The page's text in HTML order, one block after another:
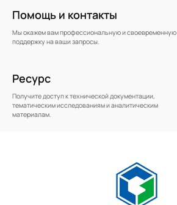
Помощь и контакты
Мы окажем вам профессиональную и своевременную
поддержку на ваши запросы.
Ресурс
Получите доступ к технической документации,
тематическим исследованиям и аналитическим
материалам.